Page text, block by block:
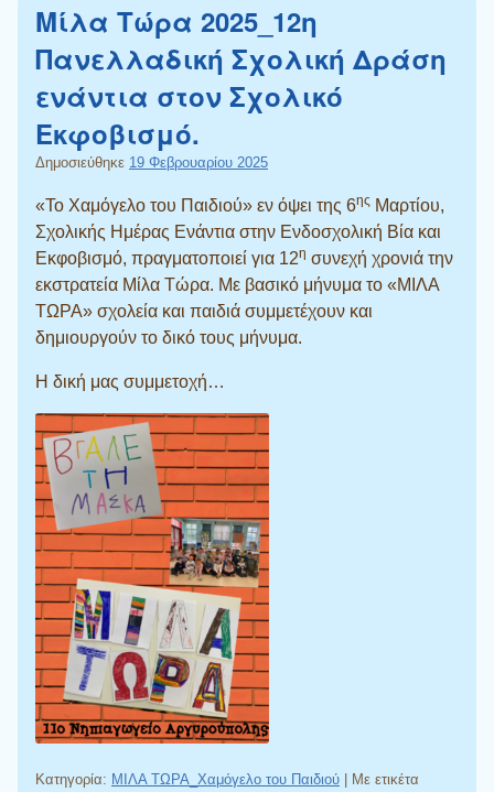
Μίλα Τώρα 2025_12η
Πανελλαδική Σχολική Δράση
ενάντια στον Σχολικό
Εκφοβισμό.
Δημοσιεύθηκε 19 Φεβρουαρίου 2025
«Το Χαμόγελο του Παιδιού» εν όψει της 6ης Μαρτίου,
Σχολικής Ημέρας Ενάντια στην Ενδοσχολική Βία και
Εκφοβισμό, πραγματοποιεί για 12η συνεχή χρονιά την
εκστρατεία Μίλα Τώρα. Με βασικό μήνυμα το «ΜΙΛΑ
ΤΩΡΑ» σχολεία και παιδιά συμμετέχουν και
δημιουργούν το δικό τους μήνυμα.
Η δική μας συμμετοχή…
Κατηγορία: ΜΙΛΑ ΤΩΡΑ_Χαμόγελο του Παιδιού
Με ετικέτα